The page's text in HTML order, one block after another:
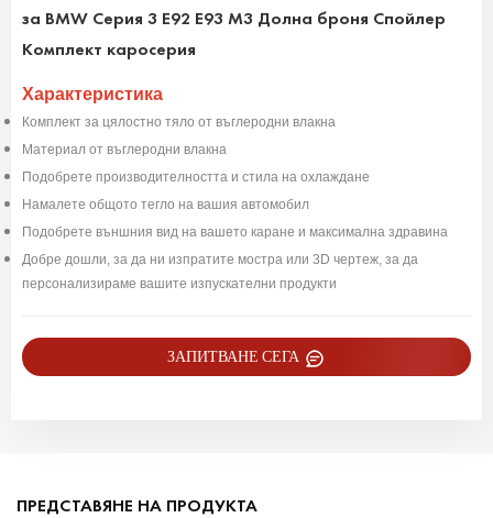
за BMW Серия 3 E92 E93 M3 Долна броня Спойлер
Комплект каросерия
Характеристика
Комплект за цялостно тяло от въглеродни влакна
Материал от въглеродни влакна
Подобрете производителността и стила на охлаждане
Намалете общото тегло на вашия автомобил
Подобрете външния вид на вашето каране и максимална здравина
Добре дошли, за да ни изпратите мостра или 3D чертеж, за да
персонализираме вашите изпускателни продукти
ЗАПИТВАНЕ СЕГА
ПРЕДСТАВЯНЕ НА ПРОДУКТА